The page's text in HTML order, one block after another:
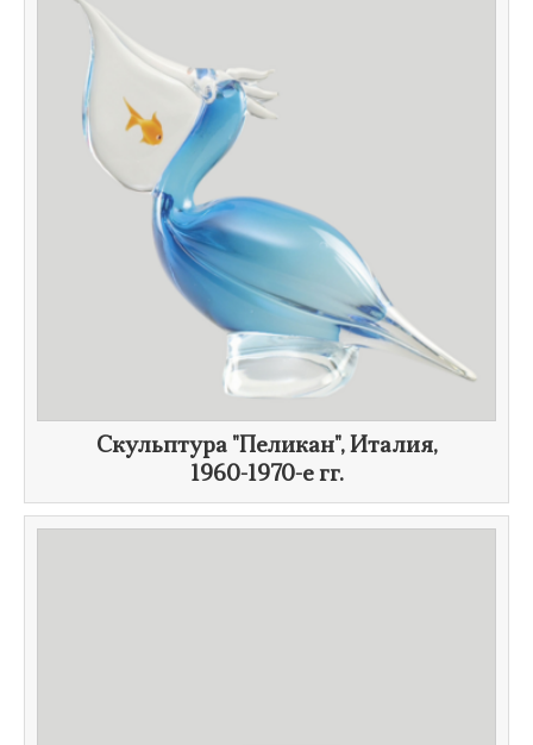
Скульптура "Пеликан", Италия,
1960-1970-е гг.